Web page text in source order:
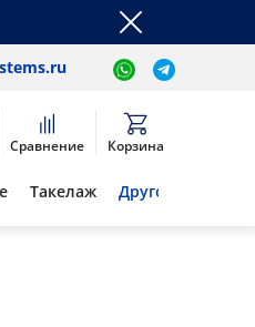
Сравнение Корзина
Такелаж Другое